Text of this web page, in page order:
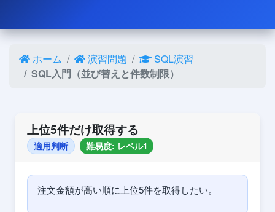
ホーム 演習問題
SQL演習
SQL入門（並び替えと件数制限）
上位5件だけ取得する
適用判断 難易度: レベル1
注文金額が高い順に上位5件を取得したい。